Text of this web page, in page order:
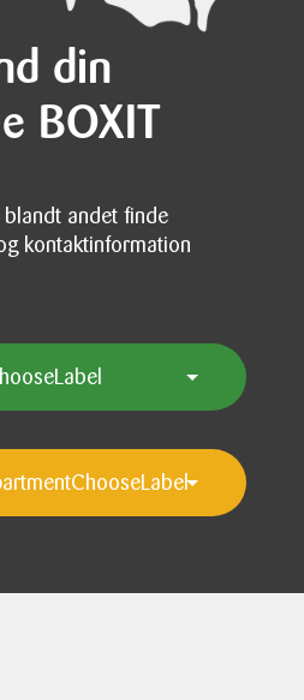
din
BOXIT
blandt andet finde
kontaktinformation